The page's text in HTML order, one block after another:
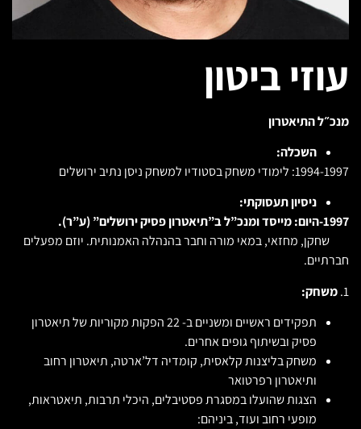
עוזי ביטון
מנכ״ל התיאטרון
השכלה:
1994-1997: לימודי משחק בסטודיו למשחק ניסן נתיב ירושלים
ניסיון תעסוקתי:
1997-היום: מייסד ומנכ”ל ב”תיאטרון פסיק ירושלים” (ע”ר).
שחקן, מחזאי, במאי מורה וחבר בהנהלה האמנותית. יוזם מפעלים
חברתיים.
1. משחק:
תפקידים ראשיים ומשניים ב- 22 הפקות מקוריות של תיאטרון
פסיק ובשיתוף גופים אחרים.
משחק בליצנות קלאסית, קומדיה דל’ארטה, תיאטרון רחוב
ותיאטרון רפרטואר
הצגות שהועלו במסגרת פסטיבלים, היכלי תרבות, תיאטראות,
מופעי רחוב ועוד, ביניהם: